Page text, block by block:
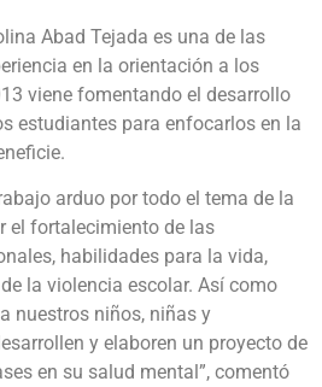
Abad Tejada es una de las
en la orientación a los
viene fomentando el desarrollo
estudiantes para enfocarlos en la
arduo por todo el tema de la
el fortalecimiento de las
habilidades para la vida,
la violencia escolar. Así como
nuestros niños, niñas y
y elaboren un proyecto de
en su salud mental”, comentó